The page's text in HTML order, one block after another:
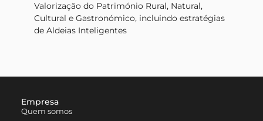
Valorização do Património Rural, Natural,
Cultural e Gastronómico, incluindo estratégias
de Aldeias Inteligentes
Empresa
Quem somos